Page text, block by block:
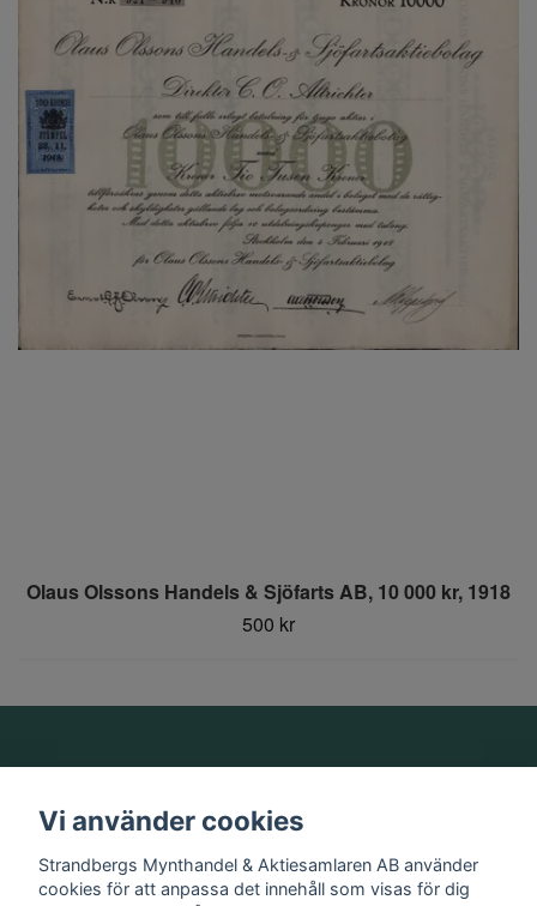
Olaus Olssons Handels & Sjöfarts AB, 10 000 kr, 1918
500 kr
Information
Vi använder cookies
Strandbergs Mynthandel & Aktiesamlaren AB använder
cookies för att anpassa det innehåll som visas för dig